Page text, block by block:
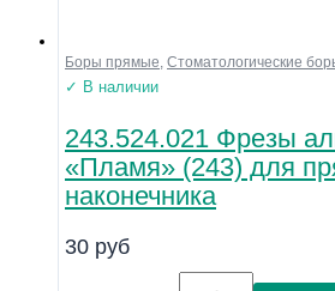
Боры прямые, Стоматологические
✓ В наличии
243.524.021 Фрезы
«Пламя» (243) для
наконечника
30 руб